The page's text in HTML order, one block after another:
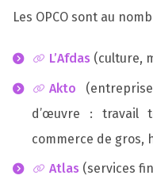
Les OPCO sont au
L’Afdas (culture,
Akto
d’œuvre : travail
commerce de
Atlas (services